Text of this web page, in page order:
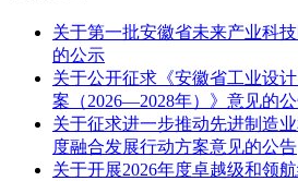
关于第一批安徽省未来产业科
的公示
关于公开征求《安徽省工业设
案（2026—2028年）》意见的
关于征求进一步推动先进制造
度融合发展行动方案意见的公告
关于开展2026年度卓越级和领